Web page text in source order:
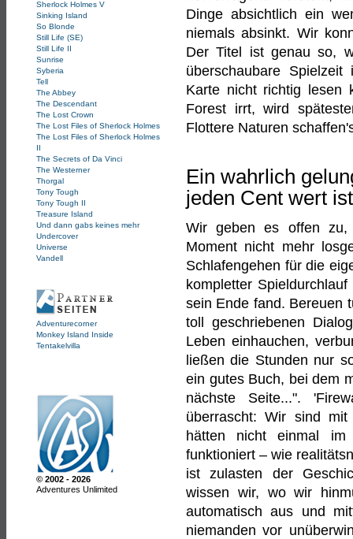
Sherlock Holmes V
Sinking Island
So Blonde
Still Life (SE)
Still Life II
Sunrise
Syberia
Tell
The Abbey
The Descendant
The Lost Crown
The Lost Files of Sherlock Holmes
The Lost Files of Sherlock Holmes
II
The Secrets of Da Vinci
The Westerner
Thorgal
Tony Tough
Tony Tough II
Treasure Island
Und dann gabs keines mehr
Undercover
Universe
Vandell
Adventurecorner
Monkey Island Inside
Tentakelvilla
© 2002 - 2026
Adventures Unlimited
Dinge absichtlich ein
niemals absinkt. Wir
Der Titel ist genau so,
überschaubare
Karte nicht richtig lesen
Forest irrt, wird
Flottere Naturen
Ein wahrlich
jeden Cent wert
Wir geben es offen zu,
Moment nicht mehr
Schlafengehen für die
kompletter
sein Ende fand. Bereuen
toll geschriebenen
Leben einhauchen,
ließen die Stunden nur
ein gutes Buch, bei dem
nächste Seite...".
überrascht: Wir sind mit
hätten nicht einmal im
funktioniert – wie
ist zulasten der
wissen wir, wo wir
automatisch aus und
niemanden vor